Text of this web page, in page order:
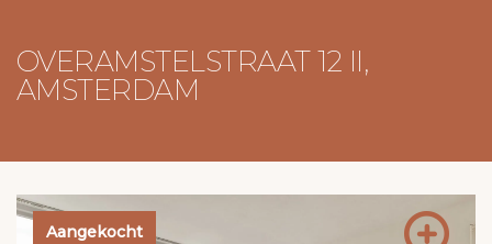
OVERAMSTELSTRAAT 12 II,
AMSTERDAM
Aangekocht